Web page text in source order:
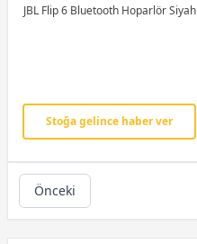
JBL Flip 6 Bluetooth Hoparlör Siyah
Stoğa gelince haber ver
Önceki